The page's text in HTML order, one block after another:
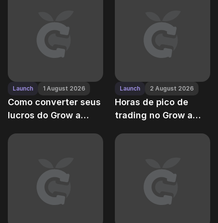
Launch 1 August 2026
Como converter seus
lucros do Grow a
caminhos legais vs
Launch 2 August 2026
Horas de pico de
trading no Grow a
análise da atividade